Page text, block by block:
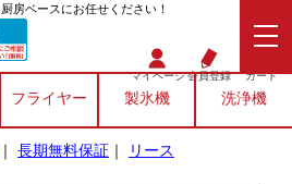
房ベースにお任せください！
マイページ会員登録 カート
フライヤー 製氷機 洗浄機
｜ 長期無料保証 ｜ リース